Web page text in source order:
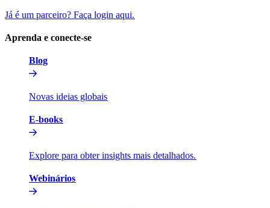
Já é um parceiro? Faça login aqui.​​
Aprenda e conecte-se​​
Blog​​
Novas ideias globais​​
E-books​​
Explore para obter insights mais detalhados.​​
Webinários​​